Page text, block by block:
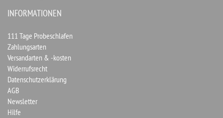
INFORMATIONEN
111 Tage Probeschlafen
Zahlungsarten
Versandarten & -kosten
Widerrufsrecht
Datenschutzerklärung
AGB
Newsletter
Hilfe